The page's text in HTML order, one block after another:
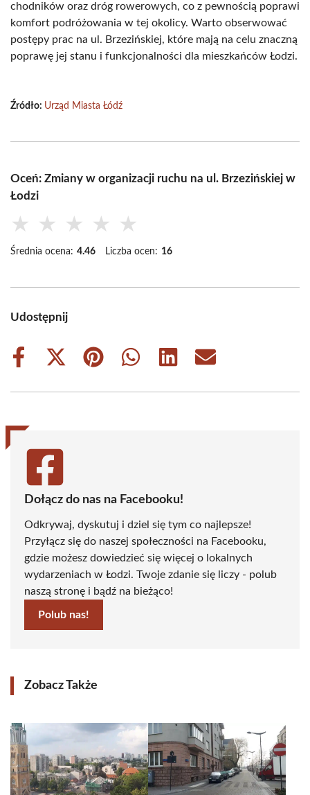
chodników oraz dróg rowerowych, co z pewnością poprawi
komfort podróżowania w tej okolicy. Warto obserwować
postępy prac na ul. Brzezińskiej, które mają na celu znaczną
poprawę jej stanu i funkcjonalności dla mieszkańców Łodzi.
Źródło: Urząd Miasta Łódź
Oceń: Zmiany w organizacji ruchu na ul. Brzezińskiej w
Łodzi
★ ★ ★ ★ ★
Średnia ocena: 4.46 Liczba ocen: 16
Udostępnij
Share
Share
(Twitter)
Share
Share
Share
Share
Dołącz do nas na Facebooku!
Odkrywaj, dyskutuj i dziel się tym co najlepsze!
Przyłącz się do naszej społeczności na Facebooku,
gdzie możesz dowiedzieć się więcej o lokalnych
wydarzeniach w Łodzi. Twoje zdanie się liczy - polub
naszą stronę i bądź na bieżąco!
Polub nas!
Zobacz Także